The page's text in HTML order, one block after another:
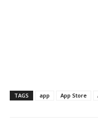
TAGS app App Store